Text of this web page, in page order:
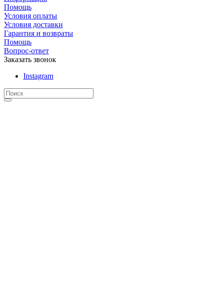
Помощь
Условия оплаты
Условия доставки
Гарантия и возвраты
Помощь
Вопрос-ответ
Заказать звонок
Instagram